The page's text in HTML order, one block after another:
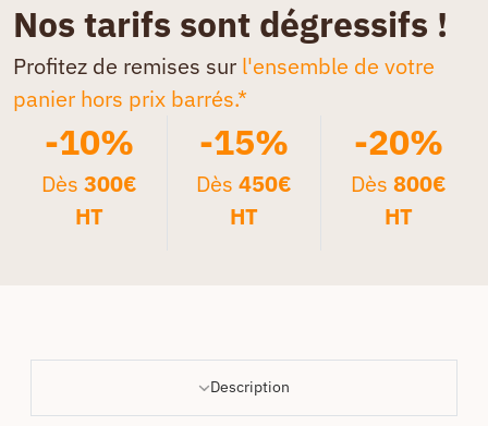
Nos tarifs sont dégressifs !
Profitez de remises sur l'ensemble de votre
panier hors prix barrés.*
-10%
Dès300€
HT
-15%
Dès 450€
HT
-20%
Dès 800€
HT
Description